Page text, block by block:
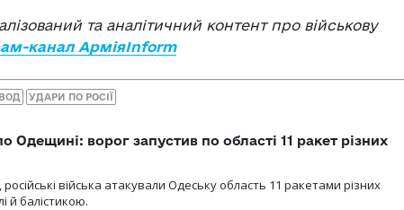
та аналітичний контент про військову
канал АрміяInform
УДАРИ ПО РОСІЇ
Одещині: ворог запустив по області 11 ракет різних
російські війська атакували Одеську область 11 ракетами різних
й балістикою.